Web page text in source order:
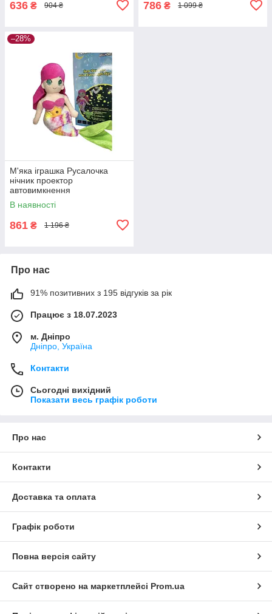
636 ₴ 904 ₴ 786 ₴ 1 099 ₴
–28%
М'яка іграшка Русалочка
нічник проектор
автовимкнення
(Русалочка_423)
В наявності
861 ₴ 1 196 ₴
Про нас
91% позитивних з 195 відгуків за рік
Працює з 18.07.2023
м. Дніпро
Дніпро, Україна
Контакти
Сьогодні вихідний
Показати весь графік роботи
Про нас
Контакти
Доставка та оплата
Графік роботи
Повна версія сайту
Сайт створено на маркетплейсі Prom.ua